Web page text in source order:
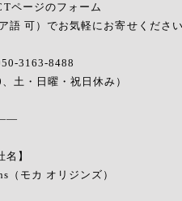
ページのフォーム
語 可）でお気軽にお寄せください
3163-8488
土・日曜・祝日休み）
名】
（モカ オリジンズ）